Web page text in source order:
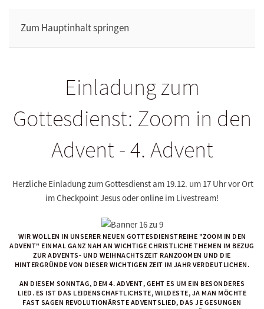
Zum Hauptinhalt springen
Einladung zum
Gottesdienst: Zoom in den
Advent - 4. Advent
Herzliche Einladung zum Gottesdienst am 19.12. um 17 Uhr vor Ort
im Checkpoint Jesus oderonline im Livestream!
WIR WOLLEN IN UNSERER NEUEN GOTTESDIENSTREIHE "ZOOM IN DEN
ADVENT" EINMAL GANZ NAH AN WICHTIGE CHRISTLICHE THEMEN IM BEZUG
ZUR ADVENTS- UND WEIHNACHTSZEIT RANZOOMEN UND DIE
HINTERGRÜNDE VON DIESER WICHTIGEN ZEIT IM JAHR VERDEUTLICHEN.
AN DIESEM SONNTAG, DEM 4. ADVENT, GEHT ES UM EIN BESONDERES
LIED. ES IST DAS LEIDENSCHAFTLICHSTE, WILDESTE, JA MAN MÖCHTE
FAST SAGEN REVOLUTIONÄRSTE ADVENTSLIED, DAS JE GESUNGEN